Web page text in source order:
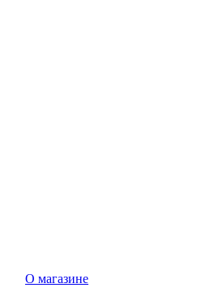
О магазине